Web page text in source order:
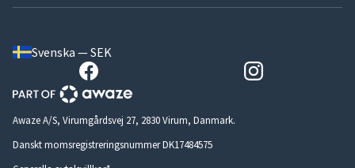
Svenska — SEK
Awaze A/S, Virumgårdsvej 27, 2830 Virum, Danmark.
Danskt momsregistreringsnummer DK17484575